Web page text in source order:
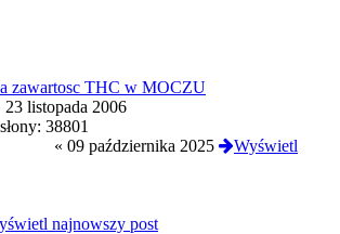
zawartosc THC w MOCZU
23 listopada 2006
38801
« 09 października 2025
Wyświetl
najnowszy post